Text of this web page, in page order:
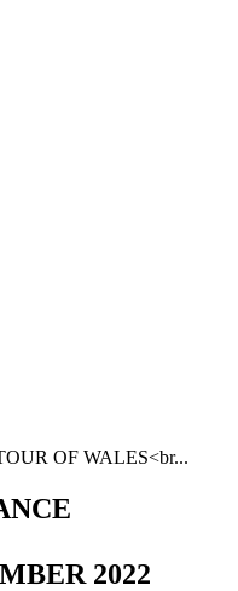
OF WALES<br...
2022